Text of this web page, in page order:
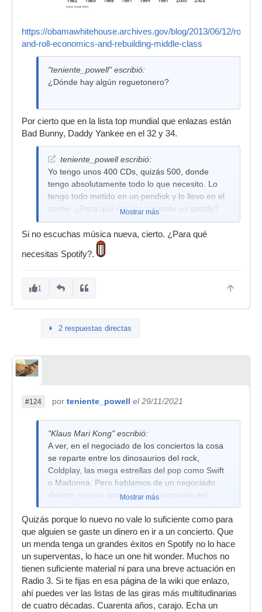
https://obamawhitehouse.archives.gov/blog/2013/06/12/rock-
and-roll-economics-and-rebuilding-middle-class
"teniente_powell" escribió:
¿Dónde hay algún reguetonero?
Por cierto que en la lista top mundial que enlazas están
Bad Bunny, Daddy Yankee en el 32 y 34.
teniente_powell escribió:
Yo tengo unos 400 CDs, quizás 500, donde
tengo absolutamente todo lo que necesito. Lo
tengo todo metido en un pendisk y lo llevo en el
coche. ¿Para qué narices necesito yo spotify?
Mostrar más
Si no escuchas música nueva, cierto. ¿Para qué
necesitas Spotify?.
1
2 respuestas directas
#124 por teniente_powell el 29/11/2021
"Klaus Mari Kong" escribió:
A ver, en el negociado de los conciertos la cosa
se reparte entre los dinosaurios del rock,
Coldplay, las mega estrellas del pop como Swift
o Madonna. Pero hablamos de un negociado
distinto, eso no son giras de promoción del
último álbum, esa gente tiene un grandes éxitos
y lo explota. Son básicamente bandas tributo de
si mismos
Hace tiempo que hablamos de la concentración
de los ingresos del directo en unos pocos
artistas.
Mostrar más
Quizás porque lo nuevo no vale lo suficiente como para
que alguien se gaste un dinero en ir a un concierto. Que
un menda tenga un grandes éxitos en Spotify no lo hace
un superventas, lo hace un one hit wonder. Muchos no
tienen suficiente material ni para una breve actuación en
Radio 3. Si te fijas en esa página de la wiki que enlazo,
ahí puedes ver las listas de las giras más multitudinarias
de cuatro décadas. Cuarenta años, carajo. Echa un